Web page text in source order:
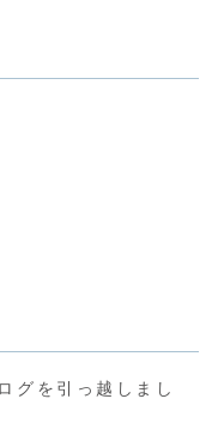
グを引っ越しまし